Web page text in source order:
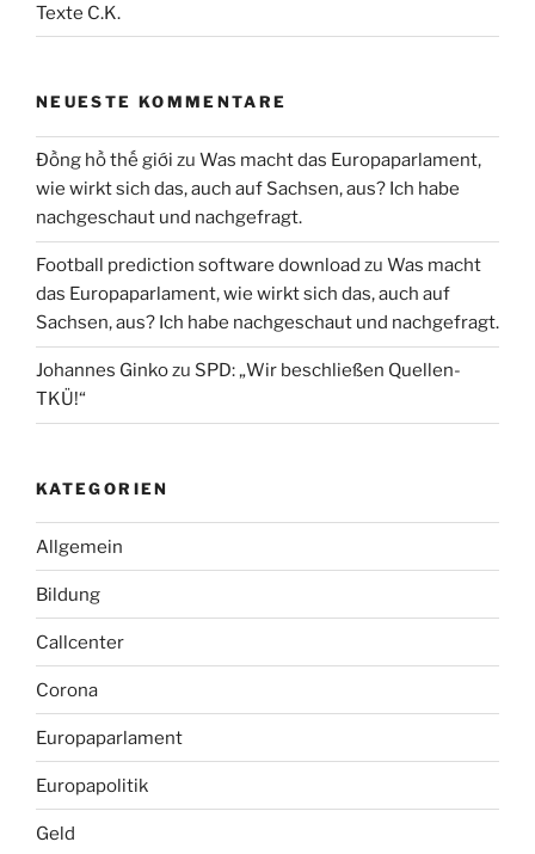
Texte C.K.
NEUESTE KOMMENTARE
Đồng hồ thế giới zu Was macht das Europaparlament,
wie wirkt sich das, auch auf Sachsen, aus? Ich habe
nachgeschaut und nachgefragt.
Football prediction software download zu Was macht
das Europaparlament, wie wirkt sich das, auch auf
Sachsen, aus? Ich habe nachgeschaut und nachgefragt.
Johannes Ginkozu SPD: „Wir beschließen Quellen-
TKÜ!“
KATEGORIEN
Allgemein
Bildung
Callcenter
Corona
Europaparlament
Europapolitik
Geld